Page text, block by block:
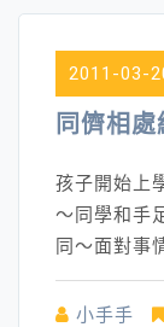
2011-03-
同儕相處
孩子開始上
～同學和手
同～面對事
小手手